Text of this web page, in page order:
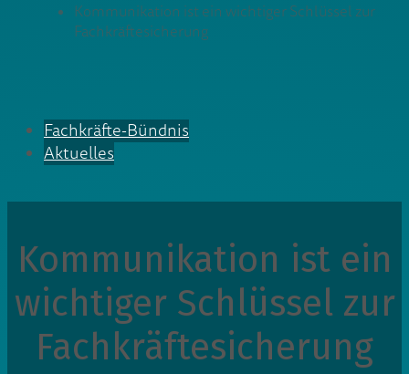
Kommunikation ist ein wichtiger Schlüssel zur
Fachkräftesicherung
Fachkräfte-Bündnis
Aktuelles
Kommunikation ist ein
wichtiger Schlüssel zur
Fachkräftesicherung